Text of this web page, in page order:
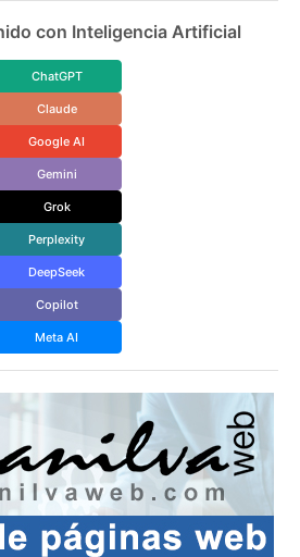
con Inteligencia Artificial
ChatGPT
Claude
Google AI
Gemini
Grok
Perplexity
DeepSeek
Copilot
Meta AI